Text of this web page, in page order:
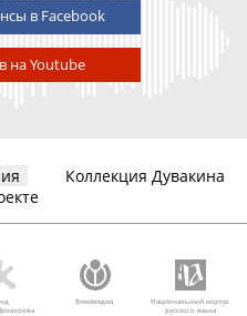
в Facebook
на Youtube
Коллекция Дувакина
Викимедиа
Национальный корпус
русского языка